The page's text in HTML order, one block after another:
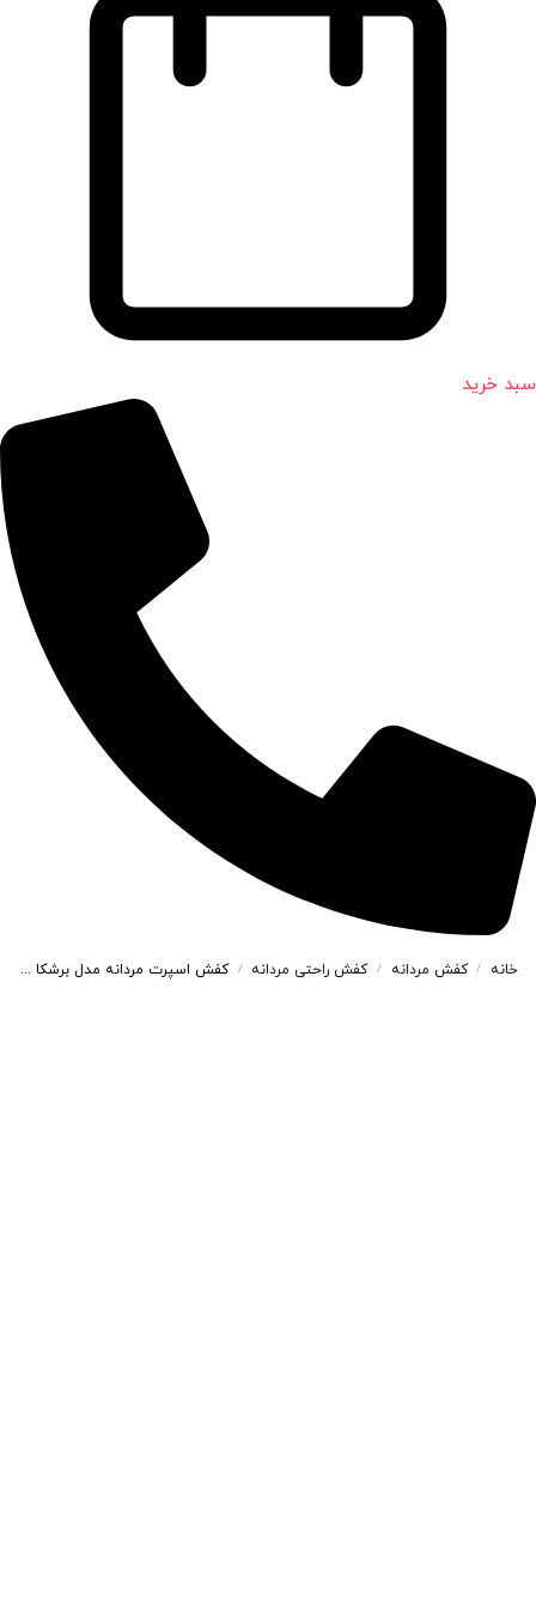
سبد خرید
خانه / کفش مردانه / کفش راحتی مردانه / کفش اسپرت مردانه مدل برشکا BERESHKA رنگ سفید کد 99326